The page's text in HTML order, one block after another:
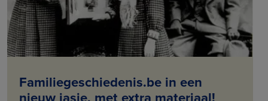
Familiegeschiedenis.be in een